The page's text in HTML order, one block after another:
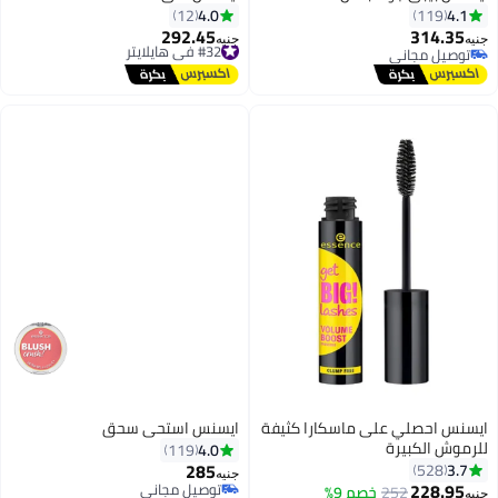
2
4.1
119
جنيه314.35
توصيل مجاني
توصيل مجاني
4.0
12
جنيه292.45
#32 في هايلايتر
توصيل مجاني
#32 في هايلايتر
ايسنس احصلي على ماسكارا كثيفة
للرموش الكبيرة
3.7
528
جنيه
ايسنس استحى سحق
4.0
119
جنيه285
توصيل مجاني